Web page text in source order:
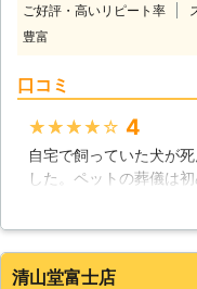
ご好評・高いリピート率
豊富
口コミ
★★★★★ 4
自宅で飼っていた犬が
した。ペットの葬儀は
いかあまりわからなか
常に良かったと思います
清山堂富士店